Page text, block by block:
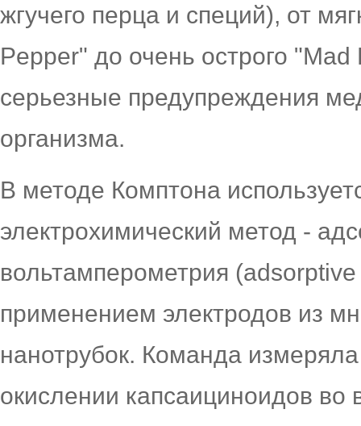
жгучего перца и специй), от
Pepper" до очень острого
серьезные предупреждения
организма.
В методе Комптона
электрохимический метод -
вольтамперометрия
применением электродов из
нанотрубок. Команда
окислении капсаициноидов во